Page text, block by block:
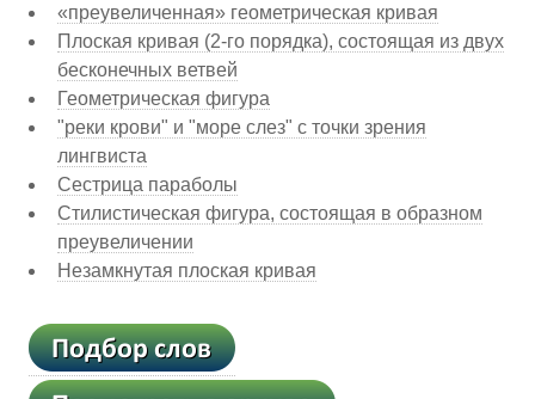
«преувеличенная» геометрическая кривая
Плоская кривая (2-го порядка), состоящая из двух
бесконечных ветвей
Геометрическая фигура
"реки крови" и "море слез" с точки зрения
лингвиста
Сестрица параболы
Стилистическая фигура, состоящая в образном
преувеличении
Незамкнутая плоская кривая